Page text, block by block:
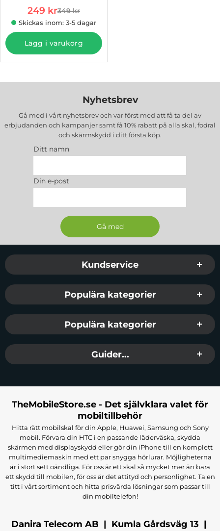
rea pris
249 krtidigare pris
349 kr
Skickas inom: 3-5 dagar
Lägg i varukorg
Nyhetsbrev
Gå med i vårt nyhetsbrev och var först med att få ta del av
erbjudanden och kampanjer samt få 10% rabatt på alla skal, fodral
och skärmskydd i ditt första köp.
Ditt namn
Din e-post
Sidfot Blandad info och länkar
Kundservice
Populära kategorier
Populära kategorier
Guider...
TheMobileStore.se - Det självklara valet för
mobiltillbehör
Hitta rätt mobilskal för din Apple, Huawei, Samsung och Sony
mobil. Förvara din HTC i en passande läderväska, skydda
skärmen med displayskydd eller gör din iPhone till en komplett
multimediemaskin med ett par snygga hörlurar. Möjligheterna
är i stort sett oändliga. För oss är ett skal så mycket mer än bara
ett skydd till mobilen, för oss är det attityd och personlighet. Ta en
titt i vårt sortiment och hitta prisvärda lösningar som passar till
din mobiltelefon!
Danira Telecom AB | Kumla Gårdsväg 13 |